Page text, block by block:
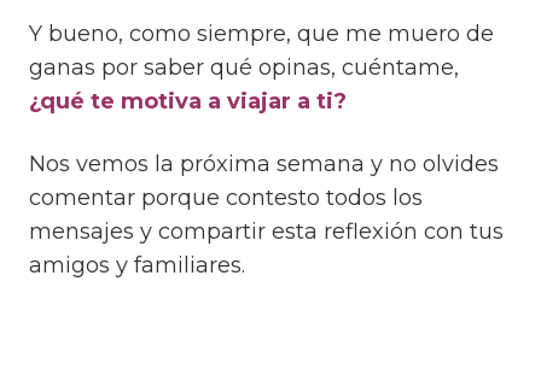
Y bueno, como siempre, que me muero de
ganas por saber qué opinas, cuéntame,
¿qué te motiva a viajar a ti?
Nos vemos la próxima semana y no olvides
comentar porque contesto todos los
mensajes y compartir esta reflexión con tus
amigos y familiares.